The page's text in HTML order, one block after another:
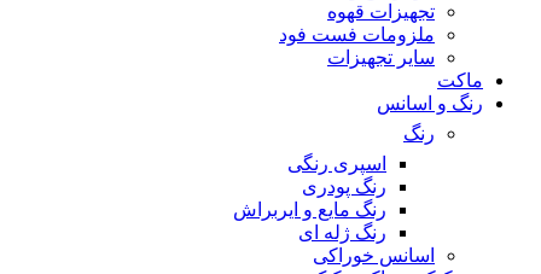
تجهیزات قهوه
ملزومات فست فود
سایر تجهیزات
ماکت
رنگ و اسانس
رنگ
اسپری رنگی
رنگ پودری
رنگ مایع و ایربراش
رنگ ژله ای
اسانس خوراکی